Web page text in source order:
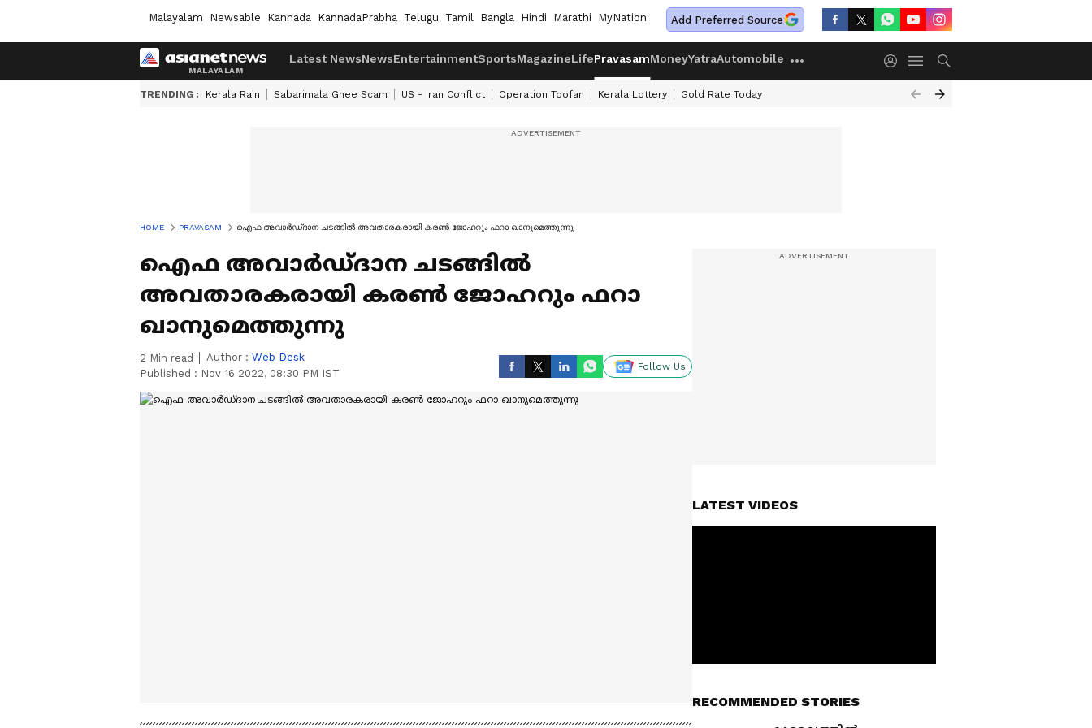
Malayalam Newsable Kannada KannadaPrabha Telugu Tamil Bangla Hindi Marathi MyNation Add Preferred Source
Latest NewsNewsEntertainmentSportsMagazineLifePravasamMoneyYatraAutomobile
TRENDING : Kerala Rain Sabarimala Ghee Scam US - Iran Conflict Operation Toofan Kerala Lottery Gold Rate Today
HOME PRAVASAM ഐഫ അവാര്‍ഡ്ദാന ചടങ്ങില്‍ അവതാരകരായി കരണ്‍ ജോഹറും ഫറാ ഖാനുമെത്തുന്നു
ഐഫ അവാര്‍ഡ്ദാന ചടങ്ങില്‍
അവതാരകരായി കരണ്‍ ജോഹറും ഫറാ
ഖാനുമെത്തുന്നു
2 Min read Author : Web Desk
Published : Nov 16 2022, 08:30 PM IST
Follow Us
LATEST VIDEOS
RECOMMENDED STORIES